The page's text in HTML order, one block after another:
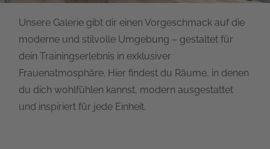
Unsere Galerie gibt dir einen Vorgeschmack auf die
moderne und stilvolle Umgebung – gestaltet für
dein Trainingserlebnis in exklusiver
Frauenatmosphäre. Hier findest du Räume, in denen
du dich wohlfühlen kannst, modern ausgestattet
und inspiriert für jede Einheit.
2 4